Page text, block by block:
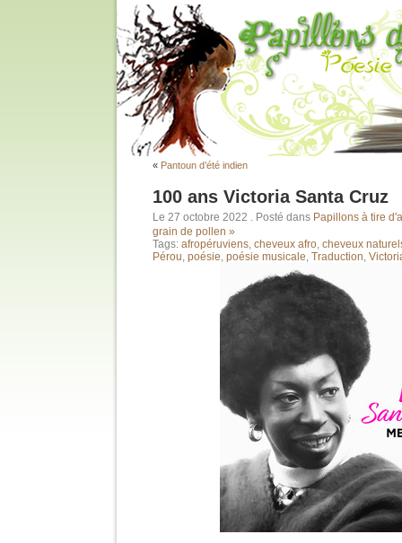
« Pantoun d’été indien
100 ans Victoria Santa Cruz
Le 27 octobre 2022 . Posté dans Papillons à tire
grain de pollen »
Tags: afropéruviens, cheveux afro, cheveux
Pérou, poésie, poésie musicale, Traduction,